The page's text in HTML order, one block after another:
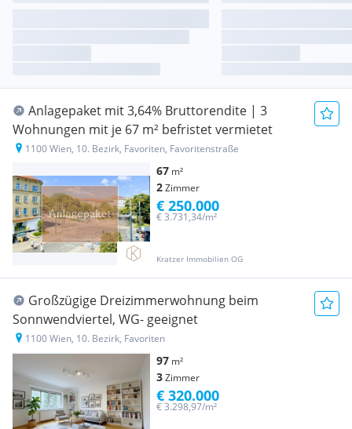
Anlagepaket mit 3,64% Bruttorendite | 3
Wohnungen mit je 67 m² befristet vermietet
1100 Wien, 10. Bezirk, Favoriten, Favoritenstraße
67 m²
2Zimmer
Kratzer Immobilien OG
€ 3.731,34/m²
€ 250.000
Großzügige Dreizimmerwohnung beim
Sonnwendviertel, WG- geeignet
1100 Wien, 10. Bezirk, Favoriten
97 m²
3Zimmer
€ 3.298,97/m²
€ 320.000